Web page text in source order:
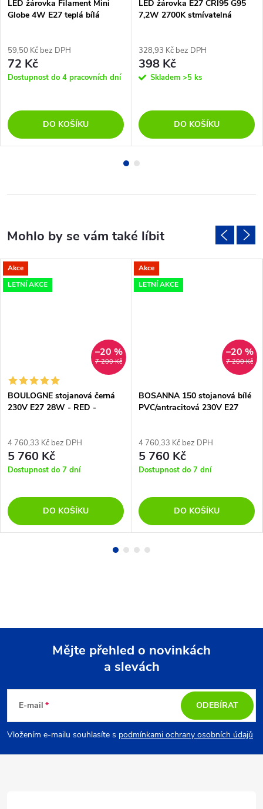
LED žárovka Filament Mini
Globe 4W E27 teplá bílá
59,50 Kč bez DPH
72 Kč
Dostupnost do 4 pracovních dní
DO KOŠÍKU
LED žárovka E27 CRI95 G95
7,2W 2700K stmívatelná
328,93 Kč bez DPH
398 Kč
Skladem >5 ks
DO KOŠÍKU
Akce
LETNÍ AKCE
7 200 Kč
–20 %
BOULOGNE stojanová černá
230V E27 28W - RED -
4 760,33 Kč bez DPH
5 760 Kč
Dostupnost do 7 dní
DO KOŠÍKU
Akce
LETNÍ AKCE
7 200 Kč
–20 %
BOSANNA 150 stojanová bílé
PVC/antracitová 230V E27
4 760,33 Kč bez DPH
5 760 Kč
Dostupnost do 7 dní
DO KOŠÍKU
p
a
Mějte přehled o novinkách
a slevách
E-mail
Vložením e-mailu souhlasíte s podmínkami ochrany osobních údajů
ODEBÍRAT